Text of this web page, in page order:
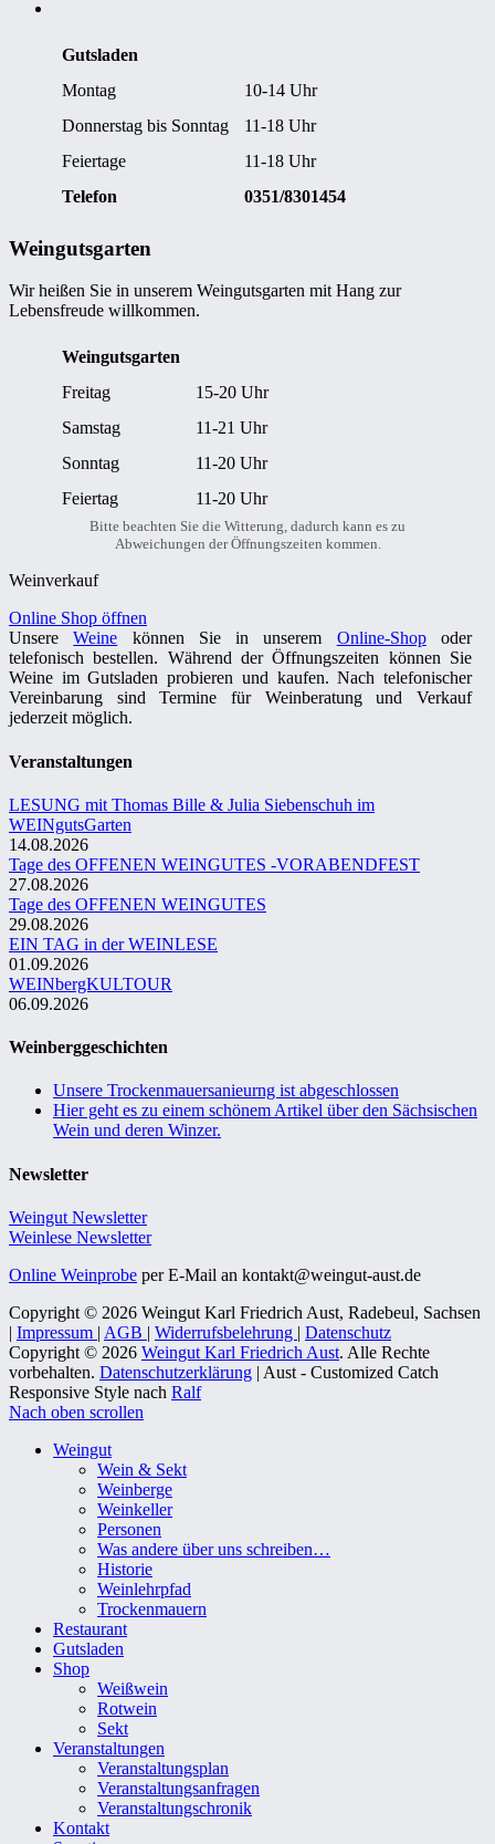
Gutsladen
Montag
10-14 Uhr
Donnerstag bis Sonntag
11-18 Uhr
Feiertage
11-18 Uhr
Telefon
0351/8301454
Weingutsgarten
Wir heißen Sie in unserem Weingutsgarten mit Hang zur
Lebensfreude willkommen.
Weingutsgarten
Freitag
15-20 Uhr
Samstag
11-21 Uhr
Sonntag
11-20 Uhr
Feiertag
11-20 Uhr
Bitte beachten Sie die Witterung, dadurch kann es zu
Abweichungen der Öffnungszeiten kommen.
Weinverkauf
Online Shop öffnen
UnsereWeine können Sie in unserem Online-Shopoder
telefonisch bestellen. Während der Öffnungszeiten können Sie
Weine im Gutsladen probieren und kaufen. Nach telefonischer
Vereinbarung sind Termine für Weinberatung und Verkauf
jederzeit möglich.
Veranstaltungen
LESUNG mit Thomas Bille & Julia Siebenschuh im
WEINgutsGarten
14.08.2026
Tage des OFFENEN WEINGUTES -VORABENDFEST
27.08.2026
Tage des OFFENEN WEINGUTES
29.08.2026
EIN TAG in der WEINLESE
01.09.2026
WEINbergKULTOUR
06.09.2026
Weinberggeschichten
Unsere Trockenmauersanieurng ist abgeschlossen
Hier geht es zu einem schönem Artikel über den Sächsischen
Wein und deren Winzer.
Newsletter
Weingut Newsletter
Weinlese Newsletter
Online Weinprobe per E-Mail an kontakt@weingut-aust.de
Copyright © 2026 Weingut Karl Friedrich Aust, Radebeul, Sachsen
| Impressum | AGB | Widerrufsbelehrung | Datenschutz
Copyright © 2026 Weingut Karl Friedrich Aust. Alle Rechte
vorbehalten. Datenschutzerklärung | Aust - Customized Catch
Responsive Style nach Ralf
Nach oben scrollen
Weingut
Wein & Sekt
Weinberge
Weinkeller
Personen
Was andere über uns schreiben…
Historie
Weinlehrpfad
Trockenmauern
Restaurant
Gutsladen
Shop
Weißwein
Rotwein
Sekt
Veranstaltungen
Veranstaltungsplan
Veranstaltungsanfragen
Veranstaltungschronik
Kontakt